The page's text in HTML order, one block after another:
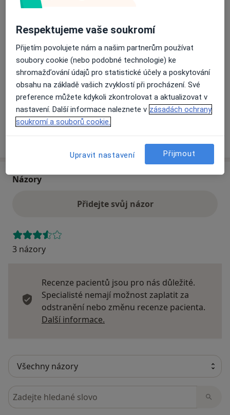
Dostupnost
Na této adrese online kalendář není aktivní
Co mám v takové situaci udělat?
Způsoby platby (soukromé návštěvy)
Na teto adrese lékař přijímá pacienty na pojišťovnu
Detaily
o adrese
Názory
Přidejte svůj názor
3 názory
Recenze pacientů jsou pro nás důležité.
Specialisté nemají možnost zaplatit za
odstranění nebo změnu recenze pacienta.
Další informace.
Hledejte v názorech
Respektujeme vaše soukromí
Přijetím povolujete nám a našim partnerům používat
soubory cookie (nebo podobné technologie) ke
shromažďování údajů pro statistické účely a poskytování
obsahu na základě vašich zvyklostí při procházení. Své
preference můžete kdykoli zkontrolovat a aktualizovat v
nastavení. Další informace naleznete v zásadách ochrany
soukromí a souborů cookie.
Upravit nastavení Přijmout